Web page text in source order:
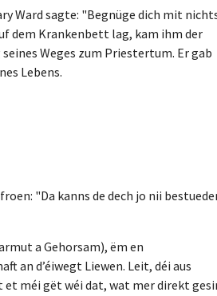
Ward sagte: "Begnüge dich mit
dem Krankenbett lag, kam ihm der
Weges zum Priestertum. Er gab
Lebens.
"Da kanns de dech jo nii
a Gehorsam), ëm en
an d’éiwegt Liewen. Leit, déi aus
méi gët wéi dat, wat mer direkt